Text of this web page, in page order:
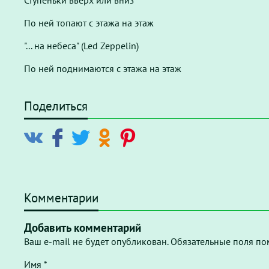
По ней топают с этажа на этаж
"... на небеса" (Led Zeppelin)
По ней поднимаются с этажа на этаж
Поделиться
Комментарии
Добавить комментарий
Ваш e-mail не будет опубликован. Обязательные поля
Имя *